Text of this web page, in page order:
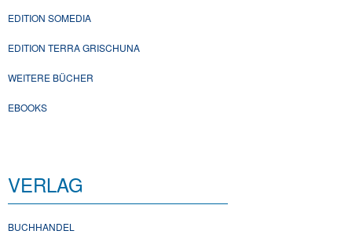
EDITION SOMEDIA
EDITION TERRA GRISCHUNA
WEITERE BÜCHER
EBOOKS
VERLAG
BUCHHANDEL